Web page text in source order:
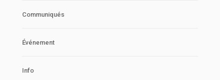
Communiqués
Événement
Info